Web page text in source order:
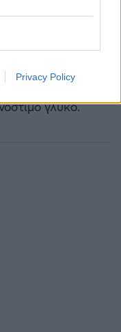
Privacy Policy
το ντοκιμαντέρ
σε ένα
στους
γλυκό.